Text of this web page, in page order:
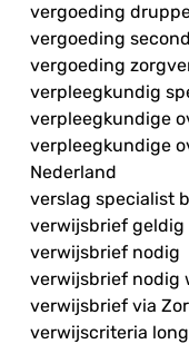
vergoeding
vergoeding
vergoeding
verpleegkundig
verpleegkundige
verpleegkundige
Nederland
verslag specialist
verwijsbrief geldig
verwijsbrief nodig
verwijsbrief nodig
verwijsbrief via
verwijscriteria